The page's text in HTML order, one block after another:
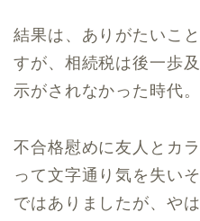
結果は、ありがたいこ
すが、相続税は後一歩
示がされなかった時代。
不合格慰めに友人とカ
って文字通り気を失い
ではありましたが、や